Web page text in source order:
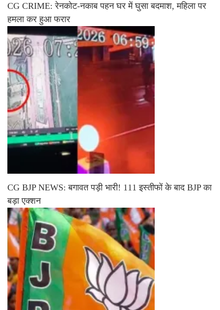
CG CRIME: रेनकोट-नकाब पहन घर में घुसा बदमाश, महिला पर
हमला कर हुआ फरार
CG BJP NEWS: बगावत पड़ी भारी! 111 इस्तीफों के बाद BJP का
बड़ा एक्शन